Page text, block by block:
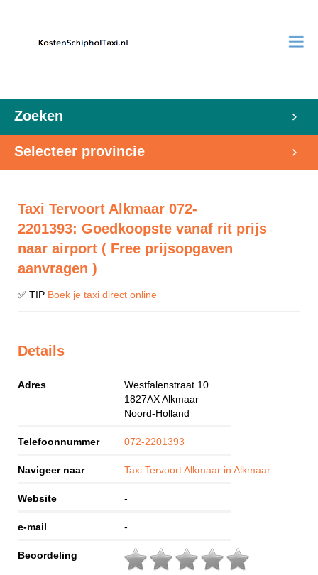
Zoeken
Selecteer provincie
Taxi Tervoort Alkmaar 072-
2201393: Goedkoopste vanaf rit prijs
naar airport ( Free prijsopgaven
aanvragen )
✅ TIP Boek je taxi direct online
Details
Adres
Westfalenstraat 10
1827AXAlkmaar
Noord-Holland
Telefoonnummer 072-2201393
Navigeer naar Taxi Tervoort Alkmaar in Alkmaar
Website -
e-mail -
Beoordeling